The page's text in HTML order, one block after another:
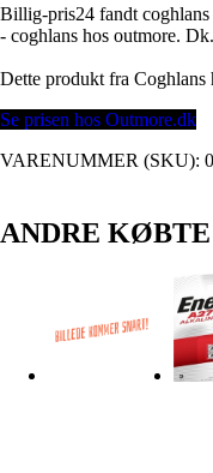
Billig-pris24 fandt
- coghlans hos outmore. Dk.
Dette produkt fra Coghlans
Se prisen hos Outmore.dk
VARENUMMER (SKU):
ANDRE KØBTE